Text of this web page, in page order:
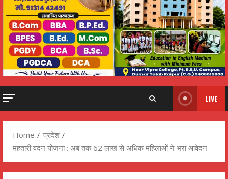
LIVE
Home
प्रदेश
महतारी वंदन योजना : अब तक 62 लाख से अधिक महिलाओं ने भरा आवेदन